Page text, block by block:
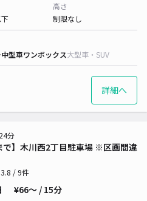
高さ
制限なし
中型車ワンボックス大型車・SUV
詳細へ
で】木川西2丁目駐車場 ※区画間違
分
3.8 / 9件
¥66〜 / 15分